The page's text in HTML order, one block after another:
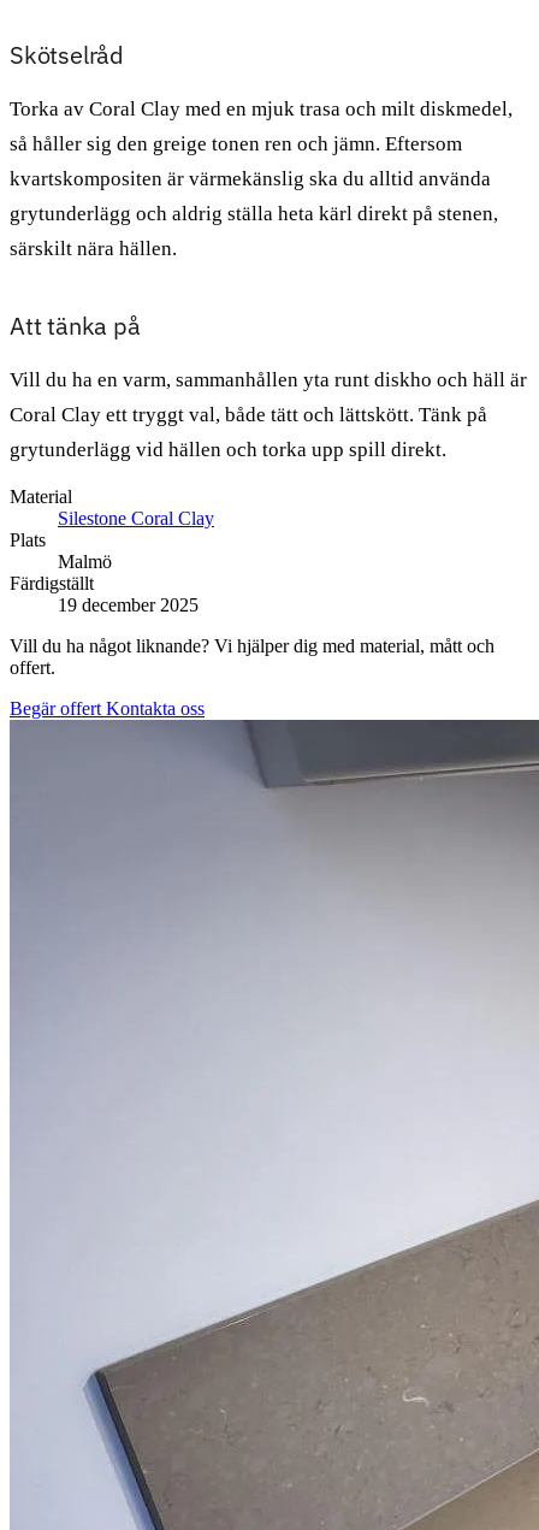
Skötselråd
Torka av Coral Clay med en mjuk trasa och milt diskmedel,
så håller sig den greige tonen ren och jämn. Eftersom
kvartskompositen är värmekänslig ska du alltid använda
grytunderlägg och aldrig ställa heta kärl direkt på stenen,
särskilt nära hällen.
Att tänka på
Vill du ha en varm, sammanhållen yta runt diskho och häll är
Coral Clay ett tryggt val, både tätt och lättskött. Tänk på
grytunderlägg vid hällen och torka upp spill direkt.
Material
Silestone Coral Clay
Plats
Malmö
Färdigställt
19 december 2025
Vill du ha något liknande? Vi hjälper dig med material, mått och
offert.
Begär offert Kontakta oss